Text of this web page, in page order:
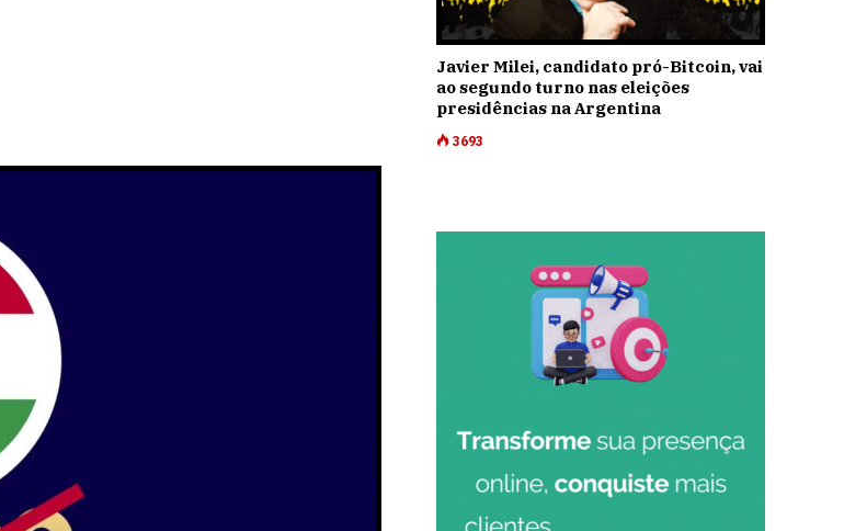
Javier Milei, candidato pró-Bitcoin, vai
ao segundo turno nas eleições
presidências na Argentina
3693